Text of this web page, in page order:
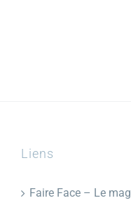
Liens
Faire Face – Le mag